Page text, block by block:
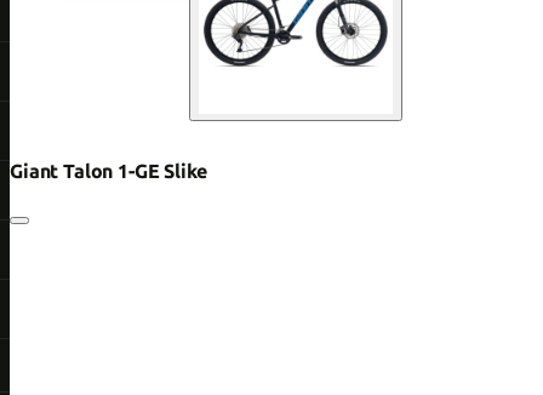
Giant Talon 1-GE Slike